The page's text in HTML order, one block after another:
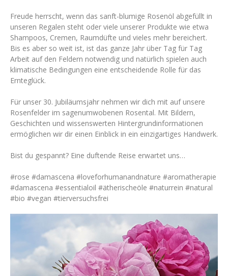
Freude herrscht, wenn das sanft-blumige Rosenöl abgefüllt in
unseren Regalen steht oder viele unserer Produkte wie etwa
Shampoos, Cremen, Raumdüfte und vieles mehr bereichert.
Bis es aber so weit ist, ist das ganze Jahr über Tag für Tag
Arbeit auf den Feldern notwendig und natürlich spielen auch
klimatische Bedingungen eine entscheidende Rolle für das
Ernteglück.
Für unser 30. Jubiläumsjahr nehmen wir dich mit auf unsere
Rosenfelder im sagenumwobenen Rosental. Mit Bildern,
Geschichten und wissenswerten Hintergrundinformationen
ermöglichen wir dir einen Einblick in ein einzigartiges Handwerk.
Bist du gespannt? Eine duftende Reise erwartet uns…
#rose #damascena #loveforhumanandnature #aromatherapie
#damascena #essentialoil #ätherischeöle #naturrein #natural
#bio #vegan #tierversuchsfrei